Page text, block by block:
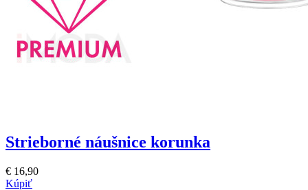
Strieborné náušnice korunka
€ 16,90
Kúpiť